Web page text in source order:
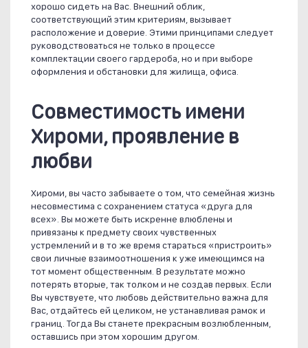
хорошо сидеть на Вас. Внешний облик,
соответствующий этим критериям, вызывает
расположение и доверие. Этими принципами следует
руководствоваться не только в процессе
комплектации своего гардероба, но и при выборе
оформления и обстановки для жилища, офиса.
Совместимость имени
Хироми, проявление в
любви
Хироми, вы часто забываете о том, что семейная жизнь
несовместима с сохранением статуса «друга для
всех». Вы можете быть искренне влюблены и
привязаны к предмету своих чувственных
устремлений и в то же время стараться «пристроить»
свои личные взаимоотношения к уже имеющимся на
тот момент общественным. В результате можно
потерять вторые, так толком и не создав первых. Если
Вы чувствуете, что любовь действительно важна для
Вас, отдайтесь ей целиком, не устанавливая рамок и
границ. Тогда Вы станете прекрасным возлюбленным,
оставшись при этом хорошим другом.